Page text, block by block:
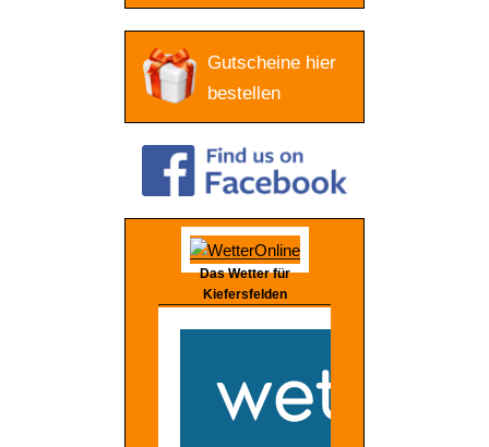
Gutscheine hier
bestellen
Das Wetter für
Kiefersfelden